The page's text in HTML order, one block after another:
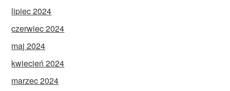
lipiec 2024
czerwiec 2024
maj 2024
kwiecień 2024
marzec 2024